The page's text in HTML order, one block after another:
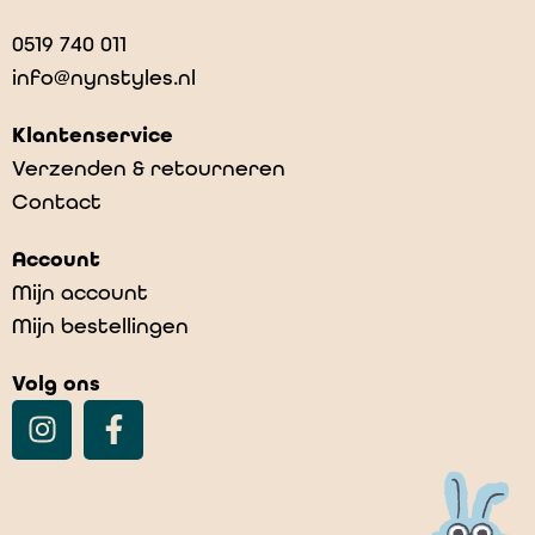
0519 740 011
info@nynstyles.nl
Klantenservice
Verzenden & retourneren
Contact
Account
Mijn account
Mijn bestellingen
Volg ons